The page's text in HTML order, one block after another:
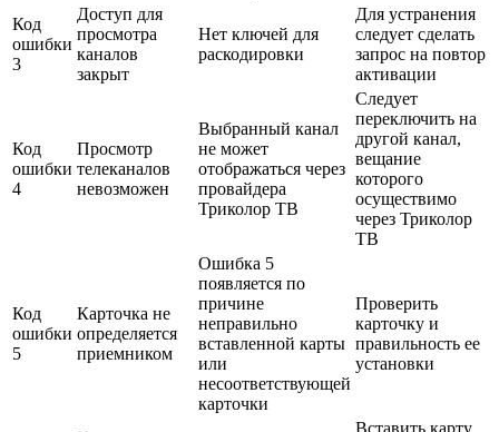
Код
ошибки
3
Доступ для
просмотра
каналов
закрыт
Нет ключей для
раскодировки
Для устранения
следует сделать
запрос на повтор
активации
Код
ошибки
4
Просмотр
телеканалов
невозможен
Выбранный канал
не может
отображаться через
провайдера
Триколор ТВ
Следует
переключить на
другой канал,
вещание
которого
осуществимо
через Триколор
ТВ
Код
ошибки
5
Карточка не
определяется
приемником
Ошибка 5
появляется по
причине
неправильно
вставленной карты
или
несоответствующей
карточки
Проверить
карточку и
правильность ее
установки
Вставить карту